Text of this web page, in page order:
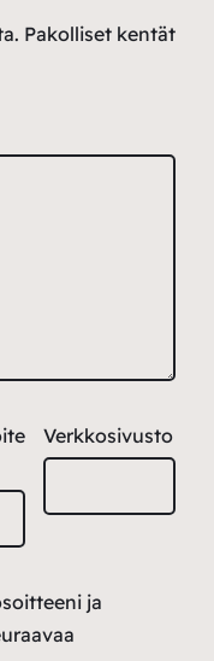
Pakolliset kentät
Verkkosivusto
ja